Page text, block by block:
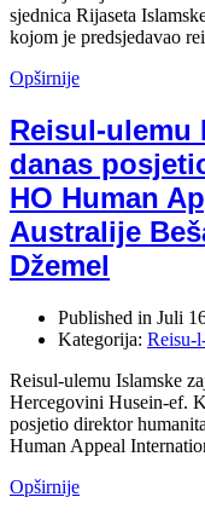
sjednica Rijaseta
kojom je predsjedavao
Opširnije
Reisul-ulemu
danas
HO Human
Australije
Džemel
Published in Juli
Kategorija: Reisu-
Reisul-ulemu Islamske
Hercegovini Husein-ef.
posjetio direktor
Human Appeal
Opširnije